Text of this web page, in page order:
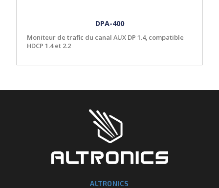
DPA-400
Moniteur de trafic du canal AUX DP 1.4, compatible
HDCP 1.4 et 2.2
ALTRONICS